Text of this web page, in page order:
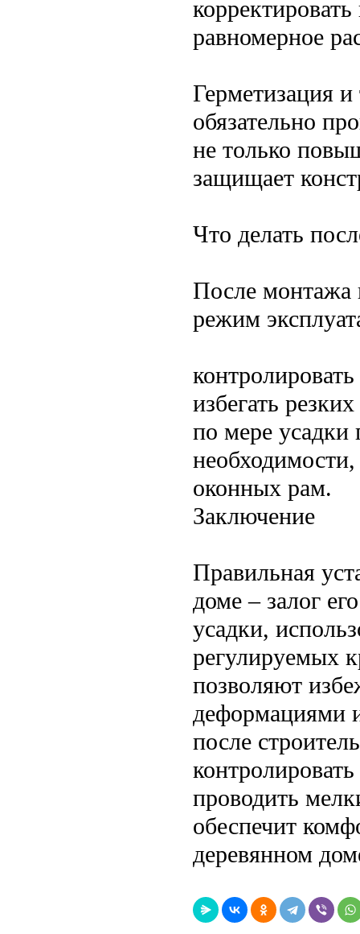
равномерное
Герметизация
обязательно
не только
защищает
Что делать
После монтажа
режим
избегать
по мере усадки
оконных рам.
Заключение
Правильная
доме – залог
усадки,
регулируемых
позволяют
деформациями
после
проводить
обеспечит
деревянном